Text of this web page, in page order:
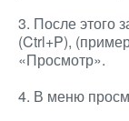
3. После этого
(Ctrl+P),
«Просмотр».
4. В меню